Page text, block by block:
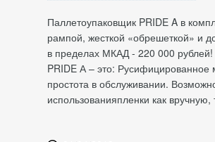
Паллетоупаковщик PRIDE A в
рампой, жесткой «обрешеткой» и
в пределах МКАД - 220 000
PRIDE А – это:
простота в обслуживании.
использованияпленки как вручную,